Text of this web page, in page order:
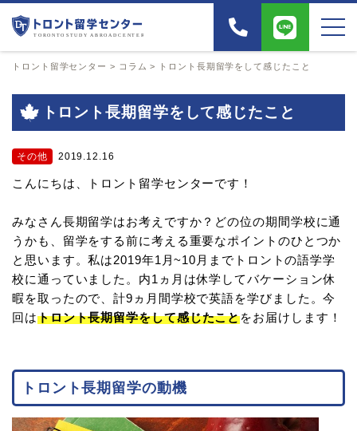
トロント留学センター > コラム > トロント長期留学をして感じたこと
トロント長期留学をして感じたこと
その他 2019.12.16
こんにちは、トロント留学センターです！
みなさん長期留学はお考えですか？どの位の期間学校に通
うかも、留学をする前に考える重要なポイントのひとつか
と思います。私は2019年1月~10月までトロントの語学学
校に通っていました。内1ヵ月は休学してバケーション休
暇を取ったので、計9ヵ月間学校で英語を学びました。今
回はトロント長期留学をして感じたことをお届けします！
トロント長期留学の動機